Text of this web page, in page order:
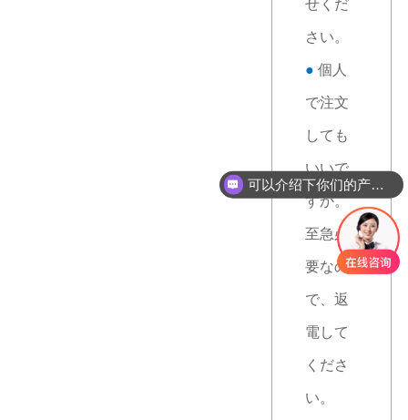
せくだ
さい。
● 個人
で注文
しても
いいで
すか。
至急必
要なの
で、返
電して
くださ
い。
可以介绍下你们的产品么